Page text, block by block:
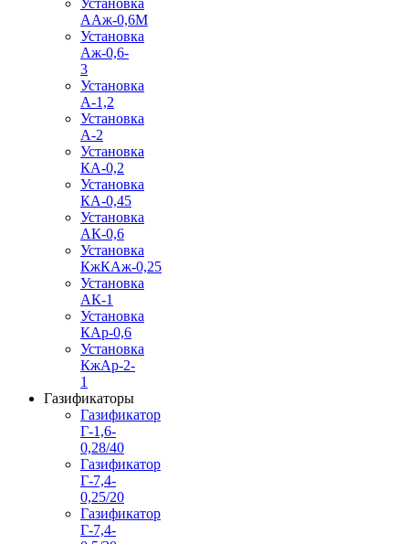
Установка
ААж-0,6М
Установка
Аж-0,6-
3
Установка
А-1,2
Установка
А-2
Установка
КА-0,2
Установка
КА-0,45
Установка
АК-0,6
Установка
КжКАж-0,25
Установка
АК-1
Установка
КАр-0,6
Установка
КжАр-2-
1
Газификаторы
Газификатор
Г-1,6-
0,28/40
Газификатор
Г-7,4-
0,25/20
Газификатор
Г-7,4-